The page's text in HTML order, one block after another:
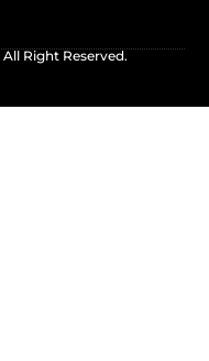
All Right Reserved.